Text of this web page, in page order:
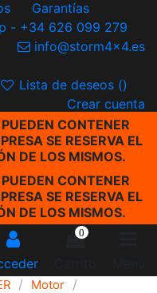
Garantías
- +34 626 099 279
info@storm4x4.es
Lista de deseos ()
Crear cuenta
CONTENER
SE RESERVA EL
DE LOS MISMOS.
CONTENER
SE RESERVA EL
DE LOS MISMOS.
0
Motor